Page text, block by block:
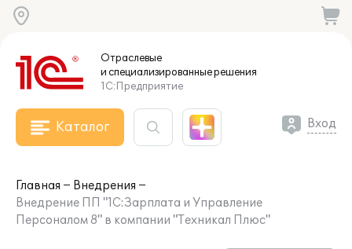
Отраслевые
и специализированныерешения
1С:Предприятие
Каталог Вход
Главная
Внедрения
Внедрение ПП "1С:Зарплата и Управление
Персоналом 8" в компании "Техникал Плюс"